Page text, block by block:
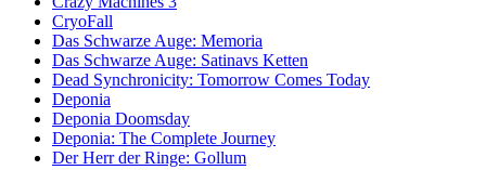
CryoFall
Das Schwarze Auge: Memoria
Das Schwarze Auge: Satinavs Ketten
Dead Synchronicity: Tomorrow Comes Today
Deponia
Deponia Doomsday
Deponia: The Complete Journey
Der Herr der Ringe: Gollum